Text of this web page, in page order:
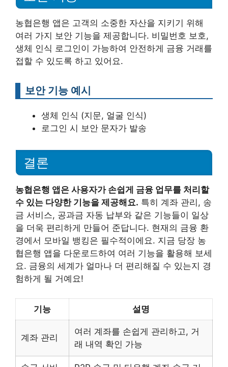
농협은행 앱은 고객의 소중한 자산을 지키기 위해
여러 가지 보안 기능을 제공합니다. 비밀번호 보호,
생체 인식 로그인이 가능하여 안전하게 금융 거래를
접할 수 있도록 하고 있어요.
보안 기능 예시
생체 인식 (지문, 얼굴 인식)
로그인 시 보안 문자가 발송
결론
농협은행 앱은 사용자가 손쉽게 금융 업무를 처리할
수 있는 다양한 기능을 제공해요. 특히 계좌 관리, 송
금 서비스, 공과금 자동 납부와 같은 기능들이 일상
을 더욱 편리하게 만들어 준답니다. 현재의 금융 환
경에서 모바일 뱅킹은 필수적이에요. 지금 당장 농
협은행 앱을 다운로드하여 여러 기능을 활용해 보세
요. 금융의 세계가 얼마나 더 편리해질 수 있는지 경
험하게 될 거예요!
기능 설명
계좌 관리
여러 계좌를 손쉽게 관리하고, 거
래 내역 확인 가능